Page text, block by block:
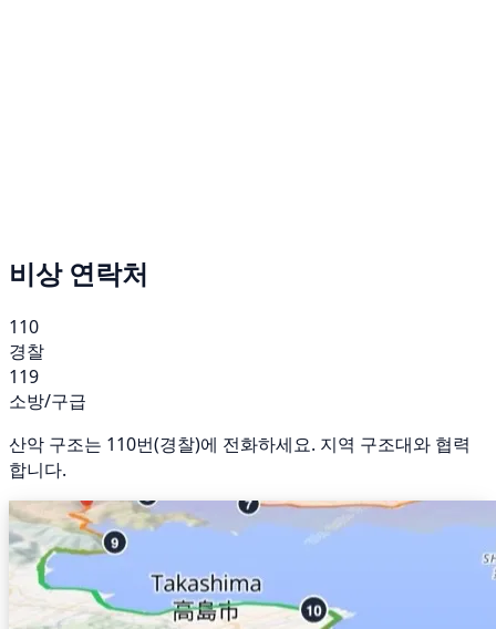
비상 연락처
110
경찰
119
소방/구급
산악 구조는 110번(경찰)에 전화하세요. 지역 구조대와 협력
합니다.